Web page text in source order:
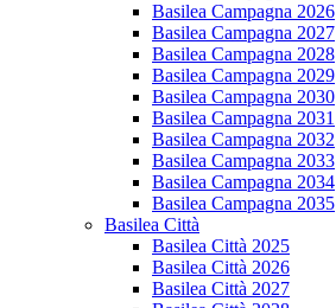
Basilea Campagna 2026
Basilea Campagna 2027
Basilea Campagna 2028
Basilea Campagna 2029
Basilea Campagna 2030
Basilea Campagna 2031
Basilea Campagna 2032
Basilea Campagna 2033
Basilea Campagna 2034
Basilea Campagna 2035
Basilea Città
Basilea Città 2025
Basilea Città 2026
Basilea Città 2027